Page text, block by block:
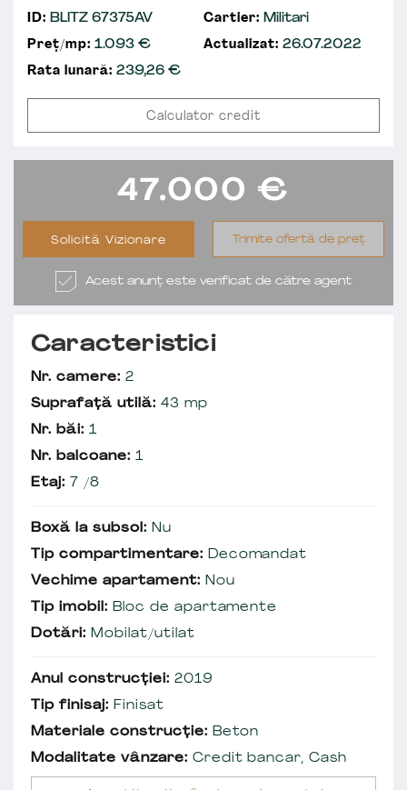
ID: BLITZ 67375AV Cartier: Militari
Preț/mp: 1.093 € Actualizat: 26.07.2022
Rata lunară: 239,26€
Calculator credit
47.000 €
Solicită Vizionare Trimite ofertă de preț
Acest anunț este verificat de către agent
Caracteristici
Nr. camere: 2
Suprafață utilă: 43 mp
Nr. băi: 1
Nr. balcoane: 1
Etaj: 7 /8
Boxă la subsol: Nu
Tip compartimentare: Decomandat
Vechime apartament: Nou
Tip imobil: Bloc de apartamente
Dotări: Mobilat/utilat
Anul construcției: 2019
Tip finisaj: Finisat
Materiale construcție: Beton
Modalitate vânzare: Credit bancar, Cash